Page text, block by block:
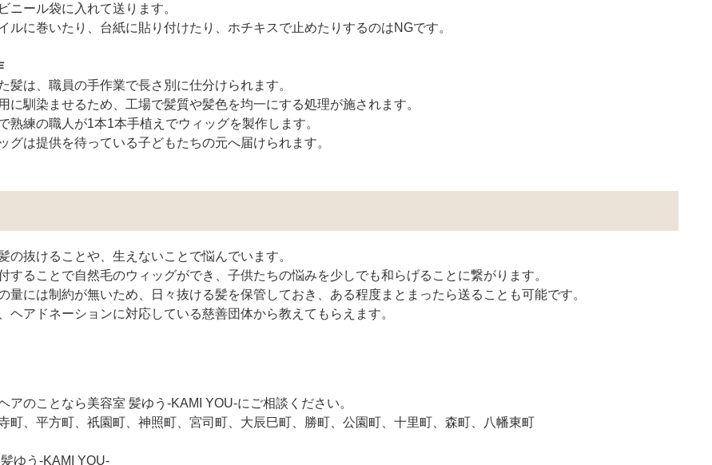
ニール袋に入れて送ります。
ルに巻いたり、台紙に貼り付けたり、ホチキスで止めたりするのはNGです。
髪は、職員の手作業で長さ別に仕分けられます。
に馴染ませるため、工場で髪質や髪色を均一にする処理が施されます。
熟練の職人が1本1本手植えでウィッグを製作します。
グは提供を待っている子どもたちの元へ届けられます。
の抜けることや、生えないことで悩んでいます。
することで自然毛のウィッグができ、子供たちの悩みを少しでも和らげることに繋がります。
量には制約が無いため、日々抜ける髪を保管しておき、ある程度まとまったら送ることも可能です。
ヘアドネーションに対応している慈善団体から教えてもらえます。
アのことなら美容室 髪ゆう-KAMI YOU-にご相談ください。
町、平方町、祇園町、神照町、宮司町、大辰巳町、勝町、公園町、十里町、森町、八幡東町
ゆう-KAMI YOU-